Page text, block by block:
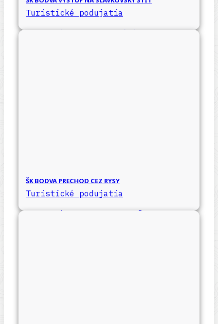
Turistické podujatia
ŠK BODVA PRECHOD CEZ RYSY
Turistické podujatia